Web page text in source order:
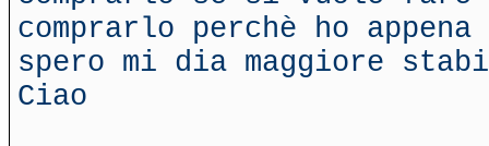
comprarlo perchè ho
spero mi dia maggiore
Ciao